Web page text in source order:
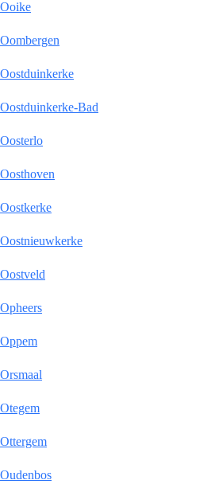
Ooike
Oombergen
Oostduinkerke
Oostduinkerke-Bad
Oosterlo
Oosthoven
Oostkerke
Oostnieuwkerke
Oostveld
Opheers
Oppem
Orsmaal
Otegem
Ottergem
Oudenbos